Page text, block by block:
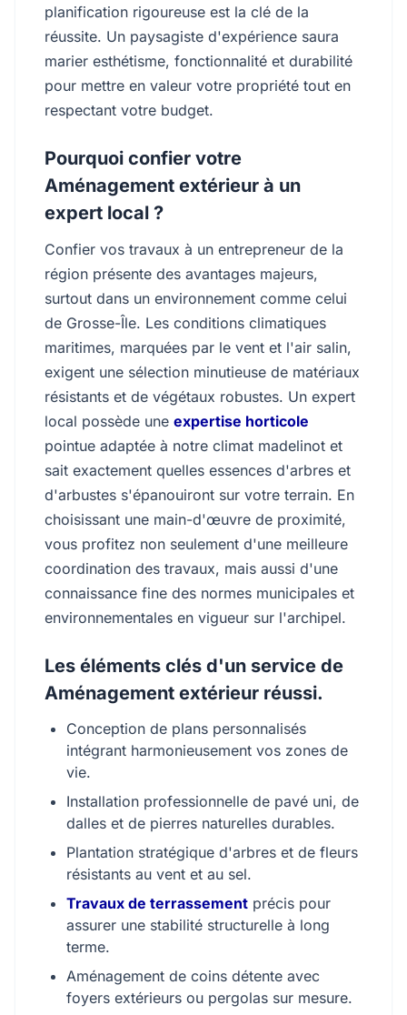
planification rigoureuse est la clé de la
réussite. Un paysagiste d'expérience saura
marier esthétisme, fonctionnalité et durabilité
pour mettre en valeur votre propriété tout en
respectant votre budget.
Pourquoi confier votre
Aménagement extérieur à un
expert local ?
Confier vos travaux à un entrepreneur de la
région présente des avantages majeurs,
surtout dans un environnement comme celui
de Grosse-Île. Les conditions climatiques
maritimes, marquées par le vent et l'air salin,
exigent une sélection minutieuse de matériaux
résistants et de végétaux robustes. Un expert
local possède une expertise horticole
pointue adaptée à notre climat madelinot et
sait exactement quelles essences d'arbres et
d'arbustes s'épanouiront sur votre terrain. En
choisissant une main-d'œuvre de proximité,
vous profitez non seulement d'une meilleure
coordination des travaux, mais aussi d'une
connaissance fine des normes municipales et
environnementales en vigueur sur l'archipel.
Les éléments clés d'un service de
Aménagement extérieur réussi.
Conception de plans personnalisés
intégrant harmonieusement vos zones de
vie.
Installation professionnelle de pavé uni, de
dalles et de pierres naturelles durables.
Plantation stratégique d'arbres et de fleurs
résistants au vent et au sel.
Travaux de terrassement précis pour
assurer une stabilité structurelle à long
terme.
Aménagement de coins détente avec
foyers extérieurs ou pergolas sur mesure.